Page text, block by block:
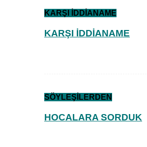
KARŞI İDDİANAME
KARŞI İDDİANAME
SÖYLEŞİLERDEN
HOCALARA SORDUK